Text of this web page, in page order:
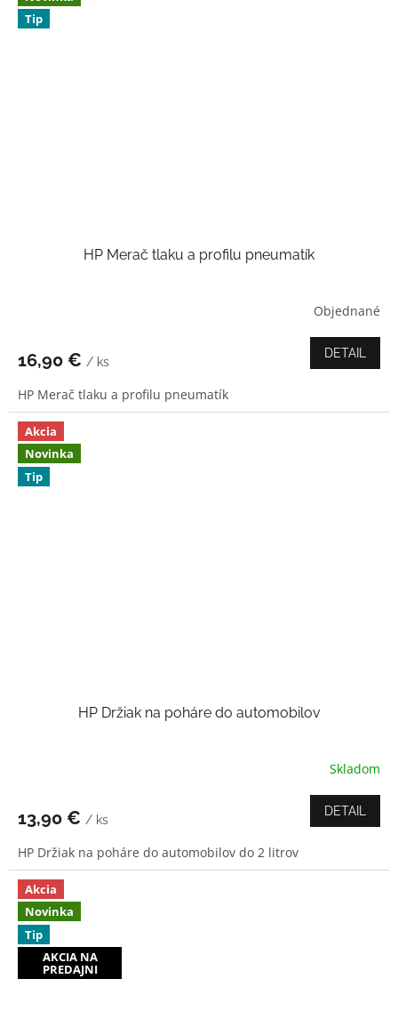
Tip
HP Merač tlaku a profilu pneumatík
je
z
5
hviezdičiek.
Objednané
16,90 € / ks
DETAIL
HP Merač tlaku a profilu pneumatík
Akcia
Novinka
Tip
HP Držiak na poháre do automobilov
je
z
5
hviezdičiek.
Skladom
13,90 € / ks
DETAIL
HP Držiak na poháre do automobilov do 2 litrov
Akcia
Novinka
Tip
AKCIA NA
PREDAJNI